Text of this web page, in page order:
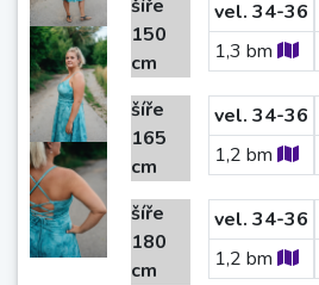
šíře
150
cm
vel. 34-36
1,3 bm
šíře
165
cm
vel. 34-36
1,2 bm
šíře
180
cm
vel. 34-36
1,2 bm